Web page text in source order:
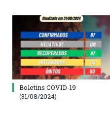
Boletins COVID-19
(31/08/2024)